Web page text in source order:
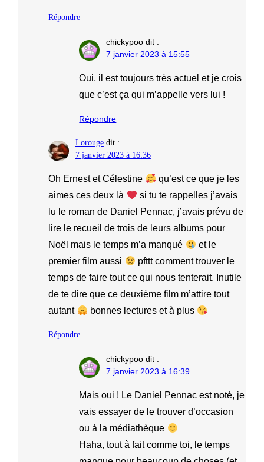
Répondre
chickypoo dit :
7 janvier 2023 à 15:55
Oui, il est toujours très actuel et je crois
que c’est ça qui m’appelle vers lui !
Répondre
Lorouge dit :
7 janvier 2023 à 16:36
Oh Ernest et Célestine
qu’est ce que je les
aimes ces deux là
si tu te rappelles j’avais
lu le roman de Daniel Pennac, j’avais prévu de
lire le recueil de trois de leurs albums pour
Noël mais le temps m’a manqué
et le
premier film aussi
pfttt comment trouver le
temps de faire tout ce qui nous tenterait. Inutile
de te dire que ce deuxième film m’attire tout
autant
bonnes lectures et à plus
Répondre
chickypoo dit :
7 janvier 2023 à 16:39
Mais oui ! Le Daniel Pennac est noté, je
vais essayer de le trouver d’occasion
ou à la médiathèque
Haha, tout à fait comme toi, le temps